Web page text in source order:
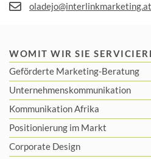
oladejo@interlinkmarketing.at
WOMIT WIR SIE
Geförderte Marketing-Beratung
Unternehmenskommunikation
Kommunikation Afrika
Positionierung im Markt
Corporate Design